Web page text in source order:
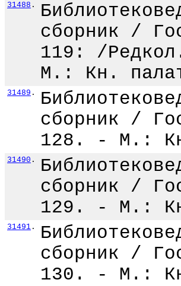
31488 .
сборник /
119: /
М.: Кн.
31489 .
сборник /
128. - М.:
31490 .
сборник /
129. - М.:
31491 .
сборник /
130. - М.: